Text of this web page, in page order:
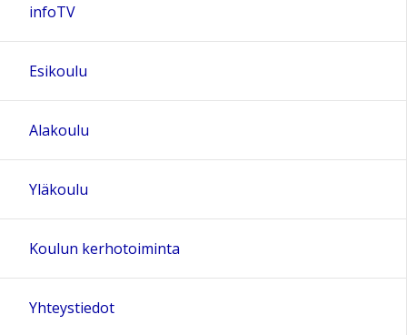
infoTV
Esikoulu
Alakoulu
Yläkoulu
Koulun kerhotoiminta
Yhteystiedot